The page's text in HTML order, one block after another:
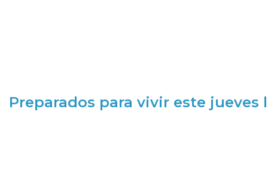
Preparados para vivir este jueves